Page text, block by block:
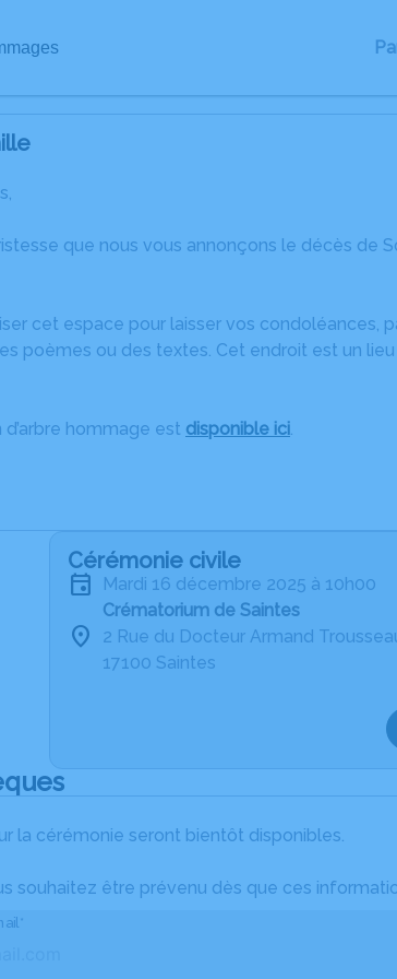
que nous vous annonçons le décès de
cet espace pour laisser vos
poèmes ou des textes. Cet endroit est un
hommage est disponible ici.
Cérémonie civile
mardi 16 décembre 2025 à 10h00
Crématorium de Saintes
2 Rue du Docteur Armand
17100 Saintes
la cérémonie seront bientôt disponibles.
souhaitez être prévenu dès que ces